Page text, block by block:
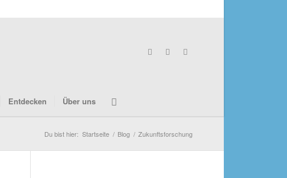
Entdecken Über uns
Du bist hier: Startseite / Blog / Zukunftsforschung